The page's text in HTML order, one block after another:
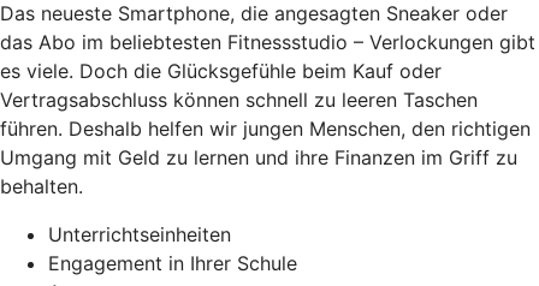
Das neueste Smartphone, die angesagten Sneaker oder
das Abo im beliebtesten Fitnessstudio – Verlockungen gibt
es viele. Doch die Glücksgefühle beim Kauf oder
Vertragsabschluss können schnell zu leeren Taschen
führen. Deshalb helfen wir jungen Menschen, den richtigen
Umgang mit Geld zu lernen und ihre Finanzen im Griff zu
behalten.
Unterrichtseinheiten
Engagement in Ihrer Schule